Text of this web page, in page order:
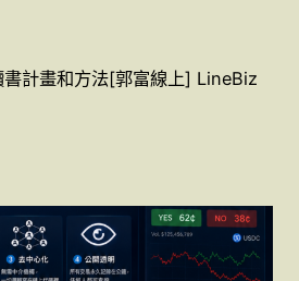
計畫和方法[郭富線上] LineBiz